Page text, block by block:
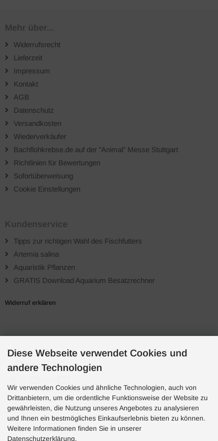
Mehr über...
Widerrufsrecht
Lieferzeit
Impressum
Kontakt
AGB
Datenschutz
Versandkosten
Wiederverkäufer
Bachflohkrebse.de auf der "Animal" Messe Stuttgart
Richtlinien für Bewertungen
Sofortüberweisung
Cookie Einstellungen
Kundenservice
Tipps zur richtigen Wahl des Fischfutters
Artemia salina
Aquaristik Pflanzen
GRATIS Download Aquarium Besatzrechner
Widerruf erklären
Zahlungsarten
Hotline
Hotline
Diese Webseite verwendet Cookies und
andere Technologien
Wir verwenden Cookies und ähnliche Technologien, auch von
Drittanbietern, um die ordentliche Funktionsweise der Website zu
gewährleisten, die Nutzung unseres Angebotes zu analysieren
und Ihnen ein bestmögliches Einkaufserlebnis bieten zu können.
Weitere Informationen finden Sie in unserer
Datenschutzerklärung.